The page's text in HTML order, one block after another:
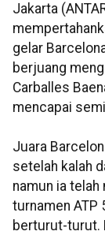
Jakarta
gelar
berjuang
Carballes
mencapai
Juara
setelah kalah
namun ia telah
turnamen ATP
berturut-turut.